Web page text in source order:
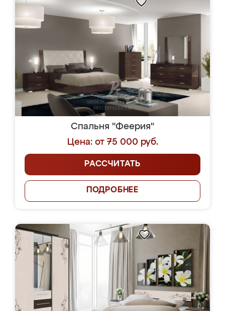
Спальня "Феерия"
Цена: от 75 000 руб.
РАССЧИТАТЬ
ПОДРОБНЕЕ